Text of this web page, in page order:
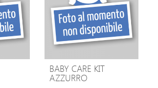
BABY CARE KIT
AZZURRO